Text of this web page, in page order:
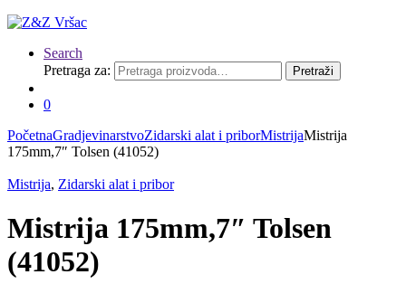
Search
Pretraga za:
Pretraži
0
PočetnaGradjevinarstvoZidarski alat i priborMistrijaMistrija
175mm,7″ Tolsen (41052)
Mistrija, Zidarski alat i pribor
Mistrija 175mm,7″ Tolsen
(41052)